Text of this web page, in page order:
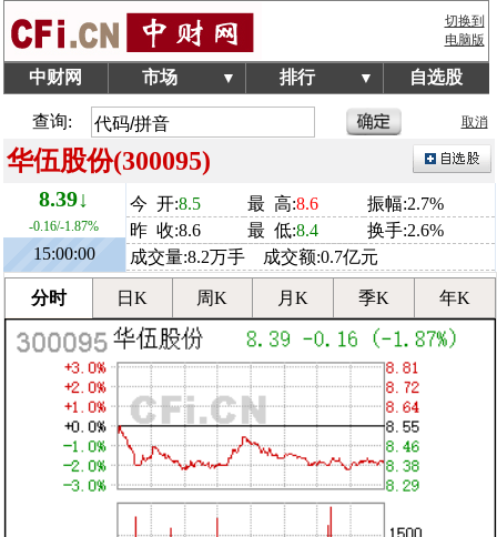
切换到
电脑版
中财网 市场 ▼ 排行 ▼ 自选股
查询: 取消
华伍股份(300095)
8.39↓
-0.16/-1.87%
15:00:00
今 开:8.5 最 高:8.6
振幅:2.7%
昨 收:8.6
最 低:8.4
换手:2.6%
成交量:8.2万手 成交额:0.7亿元
分时 日K 周K 月K 季K 年K